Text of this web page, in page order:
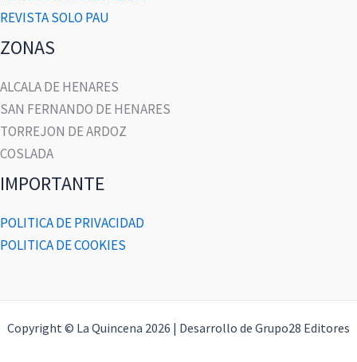
REVISTA SOLO PAU
ZONAS
ALCALA DE HENARES
SAN FERNANDO DE HENARES
TORREJON DE ARDOZ
COSLADA
IMPORTANTE
POLITICA DE PRIVACIDAD
POLITICA DE COOKIES
Copyright © La Quincena 2026 | Desarrollo de Grupo28 Editores